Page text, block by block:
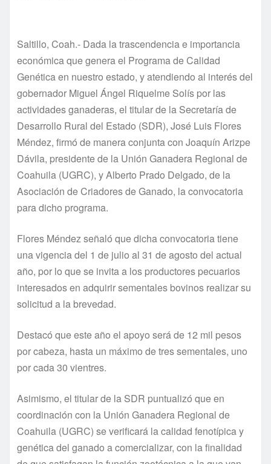
Saltillo, Coah.- Dada la trascendencia e importancia
económica que genera el Programa de Calidad
Genética en nuestro estado, y atendiendo al interés del
gobernador Miguel Ángel Riquelme Solís por las
actividades ganaderas, el titular de la Secretaría de
Desarrollo Rural del Estado (SDR), José Luis Flores
Méndez, firmó de manera conjunta con Joaquín Arizpe
Dávila, presidente de la Unión Ganadera Regional de
Coahuila (UGRC), y Alberto Prado Delgado, de la
Asociación de Criadores de Ganado, la convocatoria
para dicho programa.
Flores Méndez señaló que dicha convocatoria tiene
una vigencia del 1 de julio al 31 de agosto del actual
año, por lo que se invita a los productores pecuarios
interesados en adquirir sementales bovinos realizar su
solicitud a la brevedad.
Destacó que este año el apoyo será de 12 mil pesos
por cabeza, hasta un máximo de tres sementales, uno
por cada 30 vientres.
Asimismo, el titular de la SDR puntualizó que en
coordinación con la Unión Ganadera Regional de
Coahuila (UGRC) se verificará la calidad fenotípica y
genética del ganado a comercializar, con la finalidad